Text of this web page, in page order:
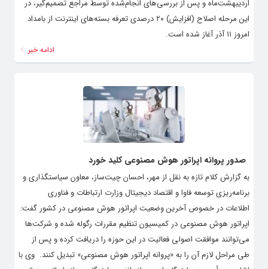
اردیبهشت‌ماه و پس از بررسی‌های انجام‌شده توسط مراجع تصمیم‌گیر، در
این مرحله اصلاح (افزایش) ۲۰ درصدی تعرفه بسته‌های اینترنت از بامداد
امروز ۱۱ آذر آغاز شده است.
ادامه خبر
صدور پروانه اپراتور هوش مصنوعی کلید خورد
به گزارش کلام تازه به نقل از مهر، احسان چیت‌ساز، معاون سیاستگذاری و
برنامه‌ریزی توسعه فاوا و اقتصاد دیجیتال وزارت ارتباطات و فناوری
اطلاعات در خصوص آخرین وضعیت اپراتور هوش مصنوعی در کشور گفت:
اپراتور هوش مصنوعی در کمیسیون تنظیم مقررات رگوله شده و شرکت‌ها
می‌توانند موافقت اصولی فعالیت در این حوزه را دریافت کرده و پس از
طی مراحل لازم آن را به «پروانه اپراتور هوش مصنوعی» تبدیل کنند. ‌ وی با